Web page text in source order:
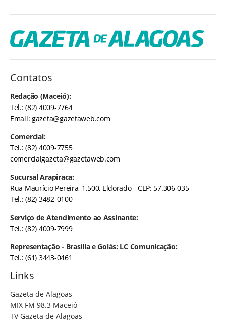
Contatos
Redação (Maceió):
Tel.: (82) 4009-7764
Email:gazeta@gazetaweb.com
Comercial:
Tel.: (82) 4009-7755
comercialgazeta@gazetaweb.com
Sucursal Arapiraca:
Rua Maurício Pereira, 1.500, Eldorado - CEP: 57.306-035
Tel.: (82) 3482-0100
Serviço de Atendimento ao Assinante:
Tel.: (82) 4009-7999
Representação - Brasília e Goiás: LC Comunicação:
Tel.: (61) 3443-0461
Links
Gazeta de Alagoas
MIX FM 98.3 Maceió
TV Gazeta de Alagoas